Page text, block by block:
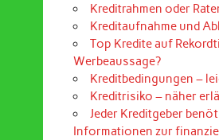
Kreditrahmen oder
Kreditaufnahme und
Top Kredite auf
Werbeaussage?
Kreditbedingungen –
Kreditrisiko – näher
Jeder Kreditgeber
Informationen zur